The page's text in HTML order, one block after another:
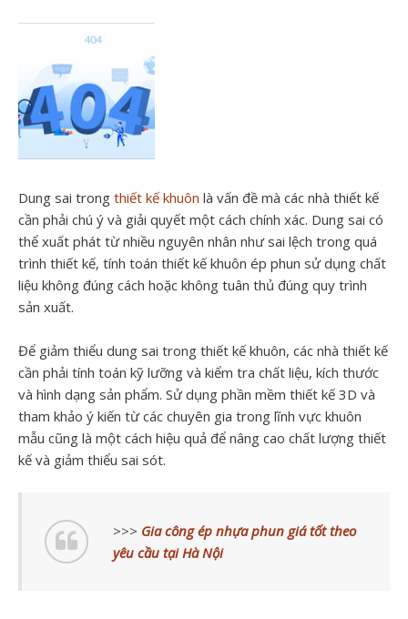
Dung sai trong thiết kế khuôn là vấn đề mà các nhà thiết kế
cần phải chú ý và giải quyết một cách chính xác. Dung sai có
thể xuất phát từ nhiều nguyên nhân như sai lệch trong quá
trình thiết kế, tính toán thiết kế khuôn ép phun sử dụng chất
liệu không đúng cách hoặc không tuân thủ đúng quy trình
sản xuất.
Để giảm thiểu dung sai trong thiết kế khuôn, các nhà thiết kế
cần phải tính toán kỹ lưỡng và kiểm tra chất liệu, kích thước
và hình dạng sản phẩm. Sử dụng phần mềm thiết kế 3D và
tham khảo ý kiến từ các chuyên gia trong lĩnh vực khuôn
mẫu cũng là một cách hiệu quả để nâng cao chất lượng thiết
kế và giảm thiểu sai sót.
>>> Gia công ép nhựa phun giá tốt theo
yêu cầu tại Hà Nội